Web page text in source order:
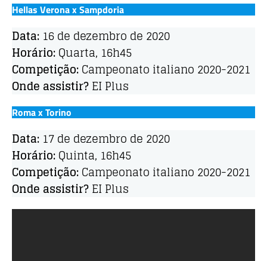
Hellas Verona x Sampdoria
Data: 16 de dezembro de 2020
Horário:Quarta, 16h45
Competição:Campeonato italiano 2020-2021
Onde assistir?EI Plus
Roma x Torino
Data: 17 de dezembro de 2020
Horário:Quinta, 16h45
Competição:Campeonato italiano 2020-2021
Onde assistir?EI Plus